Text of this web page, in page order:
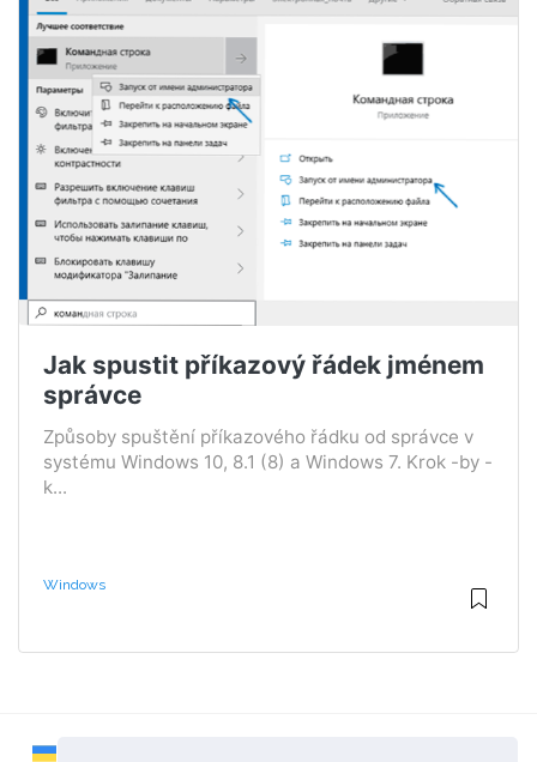
Jak spustit příkazový řádek jménem
správce
Způsoby spuštění příkazového řádku od správce v
systému Windows 10, 8.1 (8) a Windows 7. Krok -by -
k...
Windows